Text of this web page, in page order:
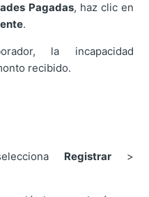
Pagadas, haz clic en
.
la incapacidad
recibido.
Registrar>